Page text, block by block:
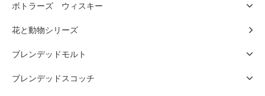
ボトラーズ ウィスキー
花と動物シリーズ
ブレンデッドモルト
ブレンデッドスコッチ